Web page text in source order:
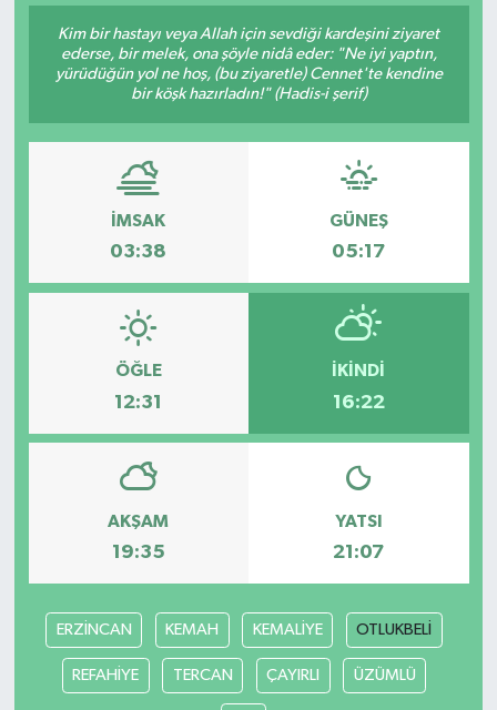
Kim bir hastayı veya Allah için sevdiği kardeşini ziyaret
ederse, bir melek, ona şöyle nidâ eder: "Ne iyi yaptın,
yürüdüğün yol ne hoş, (bu ziyaretle) Cennet'te kendine
bir köşk hazırladın!" (Hadis-i şerif)
İMSAK
03:38
GÜNEŞ
05:17
ÖĞLE
12:31
İKINDI
16:22
AKŞAM
19:35
YATSI
21:07
ERZİNCAN KEMAH KEMALİYE OTLUKBELİ
REFAHİYE TERCAN ÇAYIRLI ÜZÜMLÜ